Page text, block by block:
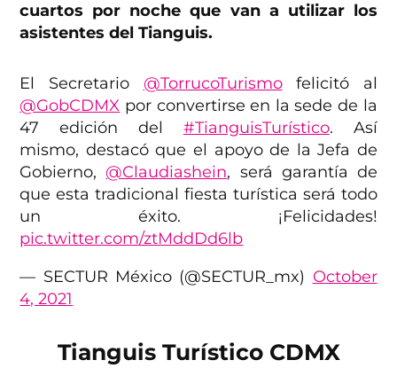
cuartos por noche que van a utilizar los
asistentes del Tianguis.
El Secretario @TorrucoTurismofelicitó al
@GobCDMX por convertirse en la sede de la
47 edición del #TianguisTurístico. Así
mismo, destacó que el apoyo de la Jefa de
Gobierno, @Claudiashein, será garantía de
que esta tradicional fiesta turística será todo
un éxito. ¡Felicidades!
pic.twitter.com/ztMddDd6lb
— SECTUR México (@SECTUR_mx) October
4, 2021
Tianguis Turístico CDMX